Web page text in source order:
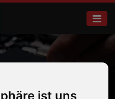
ist uns